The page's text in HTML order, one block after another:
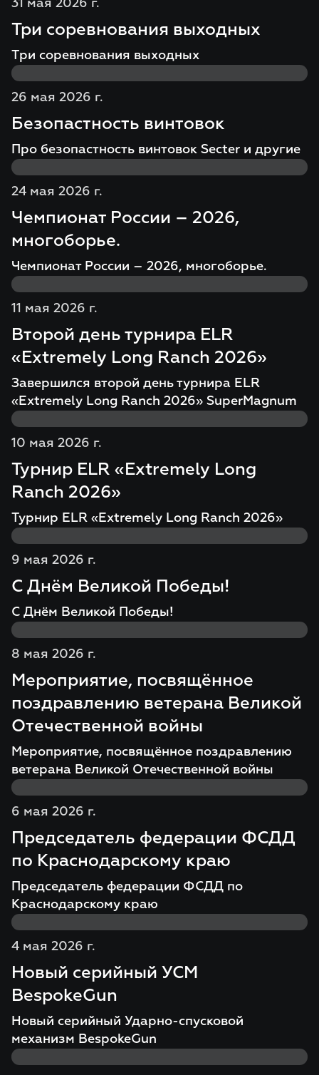
31 мая 2026 г.
Три соревнования выходных
Три соревнования выходных
26 мая 2026 г.
Безопастность винтовок
Про безопастность винтовок Secter и другие
24 мая 2026 г.
Чемпионат России – 2026,
многоборье.
Чемпионат России – 2026, многоборье.
11 мая 2026 г.
Второй день турнира ELR
«Extremely Long Ranch 2026»
Завершился второй день турнира ELR
«Extremely Long Ranch 2026» SuperMagnum
10 мая 2026 г.
Турнир ELR «Extremely Long
Ranch 2026»
Турнир ELR «Extremely Long Ranch 2026»
9 мая 2026 г.
С Днём Великой Победы!
С Днём Великой Победы!
8 мая 2026 г.
Мероприятие, посвящённое
поздравлению ветерана Великой
Отечественной войны
Мероприятие, посвящённое поздравлению
ветерана Великой Отечественной войны
6 мая 2026 г.
Председатель федерации ФСДД
по Краснодарскому краю
Председатель федерации ФСДД по
Краснодарскому краю
4 мая 2026 г.
Новый серийный УСМ
BespokeGun
Новый серийный Ударно-спусковой
механизм BespokeGun